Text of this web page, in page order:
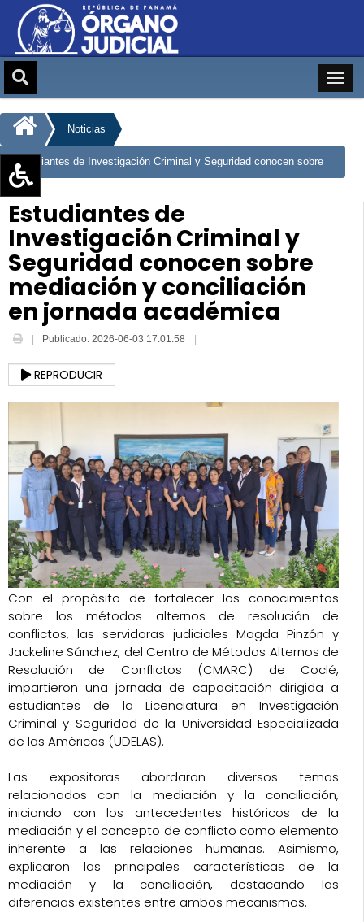
Aumentar texto (+)
Reducir texto (-)
Restablecer texto
Escala de Brillo
Escala de grises
Noticias
Estudiantes de Investigación Criminal y Seguridad conocen sobre
Estudiantes de
Investigación Criminal y
Seguridad conocen sobre
mediación y conciliación
en jornada académica
Publicado: 2026-06-03 17:01:58
REPRODUCIR
Con el propósito de fortalecer los conocimientos
sobre los métodos alternos de resolución de
conflictos, las servidoras judiciales Magda Pinzón y
Jackeline Sánchez, del Centro de Métodos Alternos de
Resolución de Conflictos (CMARC) de Coclé,
impartieron una jornada de capacitación dirigida a
estudiantes de la Licenciatura en Investigación
Criminal y Seguridad de la Universidad Especializada
de las Américas (UDELAS).
Las expositoras abordaron diversos temas
relacionados con la mediación y la conciliación,
iniciando con los antecedentes históricos de la
mediación y el concepto de conflicto como elemento
inherente a las relaciones humanas. Asimismo,
explicaron las principales características de la
mediación y la conciliación, destacando las
diferencias existentes entre ambos mecanismos.